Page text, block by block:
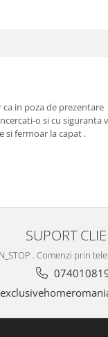
in poza de prezentare
o si cu siguranta
fermoar la capat .
SUPORT
. Comenzi prin